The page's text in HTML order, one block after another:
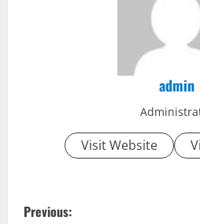
admin
Visit Website
P
Previous: